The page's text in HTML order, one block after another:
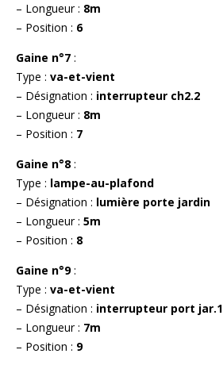
– Longueur : 8m
– Position : 6
Gaine n°7 :
Type : va-et-vient
– Désignation : interrupteur ch2.2
– Longueur : 8m
– Position : 7
Gaine n°8 :
Type : lampe-au-plafond
– Désignation : lumière porte jardin
– Longueur : 5m
– Position : 8
Gaine n°9:
Type : va-et-vient
– Désignation : interrupteur port jar.1
– Longueur : 7m
– Position : 9